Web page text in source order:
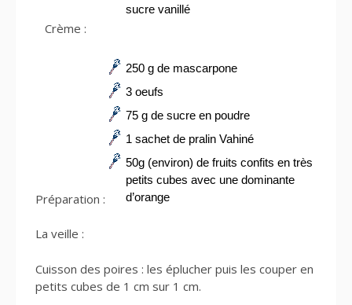
sucre vanillé
Crème :
250 g de mascarpone
3 oeufs
75 g de sucre en poudre
1 sachet de pralin Vahiné
50g (environ) de fruits confits en très
petits cubes avec une dominante
d’orange
Préparation :
La veille :
Cuisson des poires : les éplucher puis les couper en
petits cubes de 1 cm sur 1 cm.